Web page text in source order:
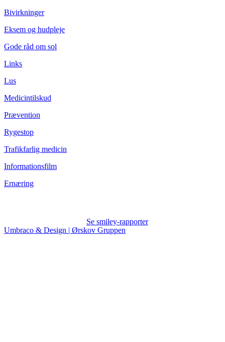
Bivirkninger
Eksem og hudpleje
Gode råd om sol
Links
Lus
Medicintilskud
Prævention
Rygestop
Trafikfarlig medicin
Informationsfilm
Ernæring
Se smiley-rapporter
Umbraco & Design | Ørskov Gruppen